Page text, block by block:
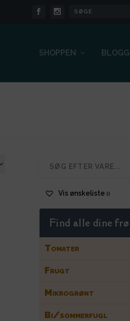
SHOPPEN
Vis ønskeliste
Find alle dine
Tomater
Frugt
Mikrogrønt
Bi/sommerfugl